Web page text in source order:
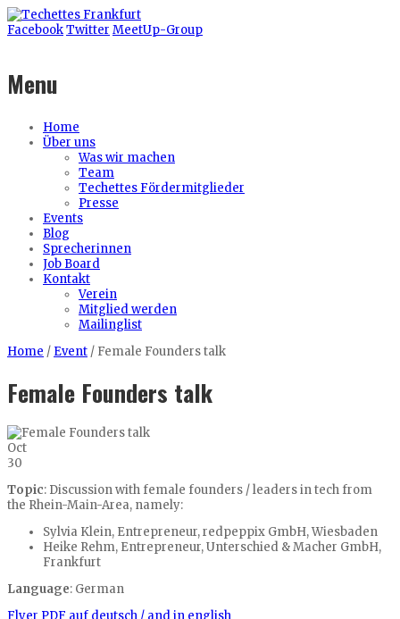
FacebookTwitter MeetUp-Group
Menu
Home
Über uns
Was wir machen
Team
Techettes Fördermitglieder
Presse
Events
Blog
Sprecherinnen
Job Board
Kontakt
Verein
Mitglied werden
Mailinglist
Home / Event / Female Founders talk
Female Founders talk
Oct
30
Topic: Discussion with female founders / leaders in tech from
the Rhein-Main-Area, namely:
Sylvia Klein, Entrepreneur, redpeppix GmbH, Wiesbaden
Heike Rehm, Entrepreneur, Unterschied & Macher GmbH,
Frankfurt
Language: German
Flyer PDF auf deutsch / and in english